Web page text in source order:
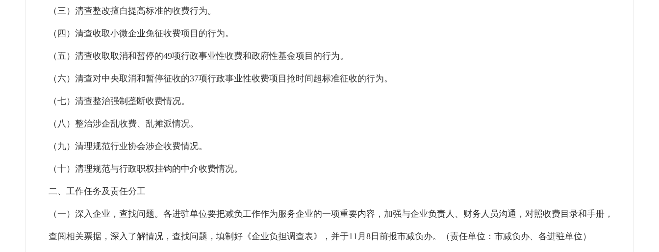
（三）清查整改擅自提高标准的收费行为。
（四）清查收取小微企业免征收费项目的行为。
（五）清查收取取消和暂停的49项行政事业性收费和政府性基金项目的行为。
（六）清查对中央取消和暂停征收的37项行政事业性收费项目抢时间超标准征收的行为。
（七）清查整治强制垄断收费情况。
（八）整治涉企乱收费、乱摊派情况。
（九）清理规范行业协会涉企收费情况。
（十）清理规范与行政职权挂钩的中介收费情况。
二、工作任务及责任分工
（一）深入企业，查找问题。各进驻单位要把减负工作作为服务企业的一项重要内容，加强与企业负责人、财务人员沟通，对照收费目录和手册，
查阅相关票据，深入了解情况，查找问题，填制好《企业负担调查表》，并于11月8日前报市减负办。（责任单位：市减负办、各进驻单位）